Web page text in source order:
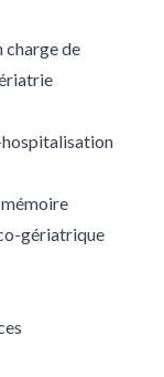
de
gériatrique